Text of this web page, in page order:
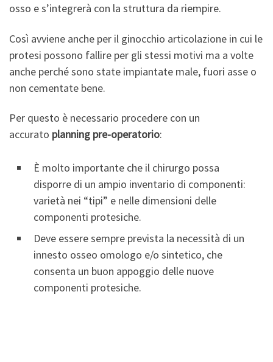
osso e s’integrerà con la struttura da riempire.
Così avviene anche per il ginocchio articolazione in cui le
protesi possono fallire per gli stessi motivi ma a volte
anche perché sono state impiantate male, fuori asse o
non cementate bene.
Per questo è necessario procedere con un
accurato planning pre-operatorio:
È molto importante che il chirurgo possa
disporre di un ampio inventario di componenti:
varietà nei “tipi” e nelle dimensioni delle
componenti protesiche.
Deve essere sempre prevista la necessità di un
innesto osseo omologo e/o sintetico, che
consenta un buon appoggio delle nuove
componenti protesiche.